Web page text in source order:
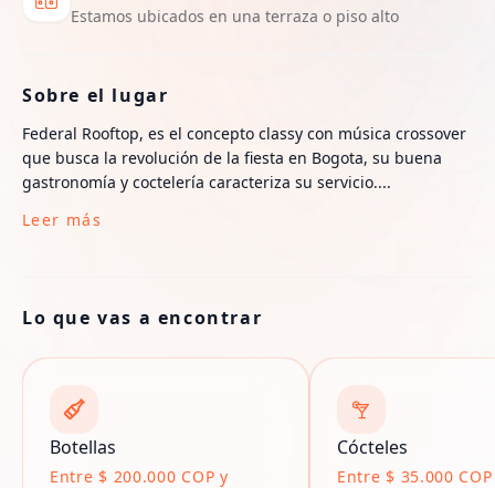
Estamos ubicados en una terraza o piso alto
Sobre el lugar
Federal Rooftop, es el concepto classy con música crossover
que busca la revolución de la fiesta en Bogota, su buena
gastronomía y coctelería caracteriza su servicio....
Leer más
Lo que vas a encontrar
Botellas
Entre $ 200.000 COP y
Cócteles
Entre $ 35.000